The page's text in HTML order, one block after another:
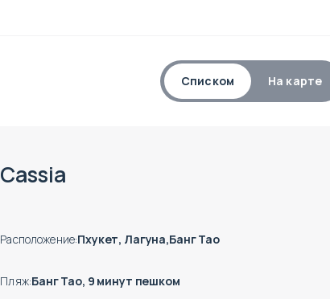
Списком На карте
Cassia
Расположение:Пхукет, Лагуна,Банг Тао
Пляж:Банг Тао, 9 минут пешком